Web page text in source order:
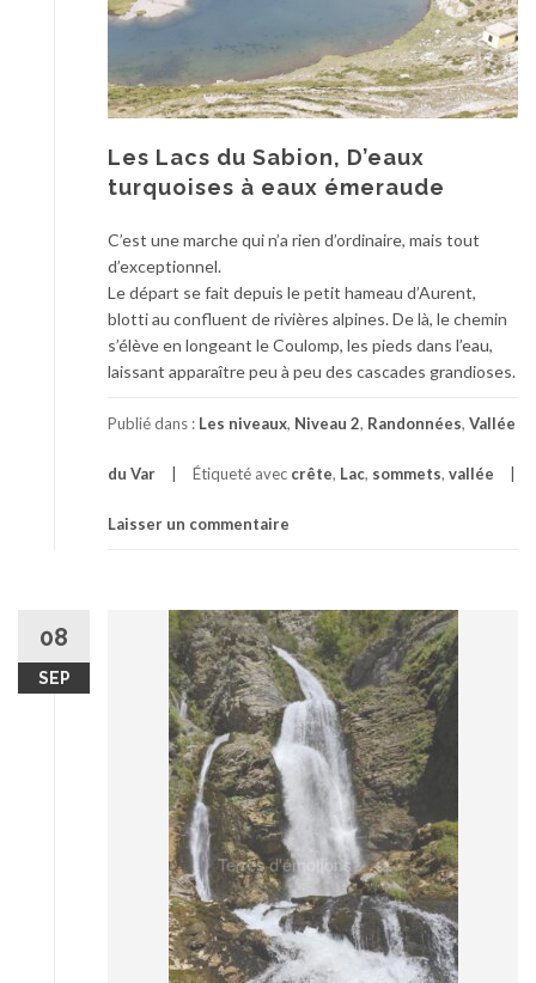
Les Lacs du Sabion, D’eaux
turquoises à eaux émeraude
C’est une marche qui n’a rien d’ordinaire, mais tout
d’exceptionnel.
Le départ se fait depuis le petit hameau d’Aurent,
blotti au confluent de rivières alpines. De là, le chemin
s’élève en longeant le Coulomp, les pieds dans l’eau,
laissant apparaître peu à peu des cascades grandioses.
Publié dans : Les niveaux, Niveau 2, Randonnées, Vallée
du Var Étiqueté avec crête, Lac, sommets, vallée
Laisser un commentaire
08
SEP